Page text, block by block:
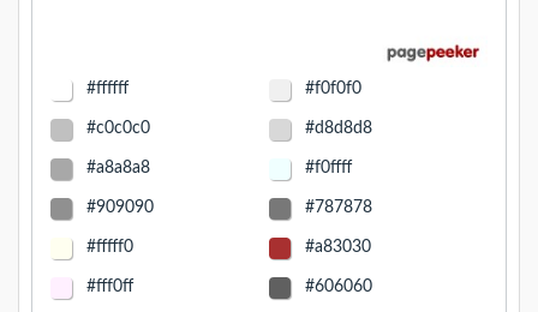
#ffffff #f0f0f0
#c0c0c0 #d8d8d8
#a8a8a8 #f0ffff
#909090 #787878
#fffff0 #a83030
#fff0ff #606060